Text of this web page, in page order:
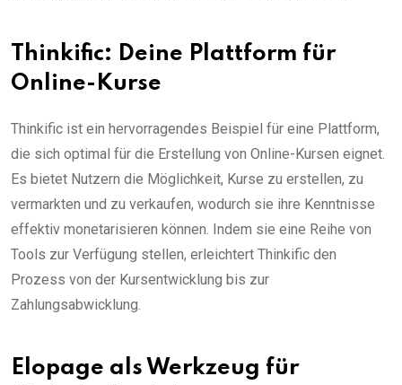
Thinkific: Deine Plattform für
Online-Kurse
Thinkific ist ein hervorragendes Beispiel für eine Plattform,
die sich optimal für die Erstellung von Online-Kursen eignet.
Es bietet Nutzern die Möglichkeit, Kurse zu erstellen, zu
vermarkten und zu verkaufen, wodurch sie ihre Kenntnisse
effektiv monetarisieren können. Indem sie eine Reihe von
Tools zur Verfügung stellen, erleichtert Thinkific den
Prozess von der Kursentwicklung bis zur
Zahlungsabwicklung.
Elopage als Werkzeug für